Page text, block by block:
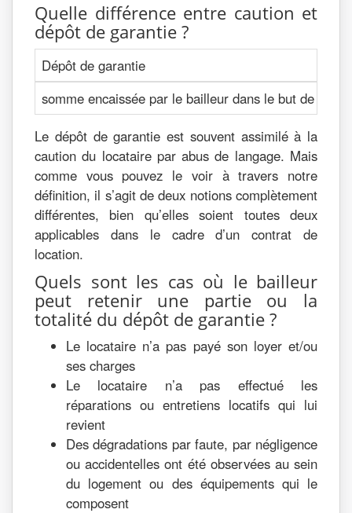
Quelle différence entre caution et
dépôt de garantie ?
Dépôt de garantie
somme encaissée par le bailleur dans le but de
Le dépôt de garantie est souvent assimilé à la
caution du locataire par abus de langage. Mais
comme vous pouvez le voir à travers notre
définition, il s’agit de deux notions complètement
différentes, bien qu’elles soient toutes deux
applicables dans le cadre d’un contrat de
location.
Quels sont les cas où le bailleur
peut retenir une partie ou la
totalité du dépôt de garantie ?
Le locataire n’a pas payé son loyer et/ou
ses charges
Le locataire n’a pas effectué les
réparations ou entretiens locatifs qui lui
revient
Des dégradations par faute, par négligence
ou accidentelles ont été observées au sein
du logement ou des équipements qui le
composent